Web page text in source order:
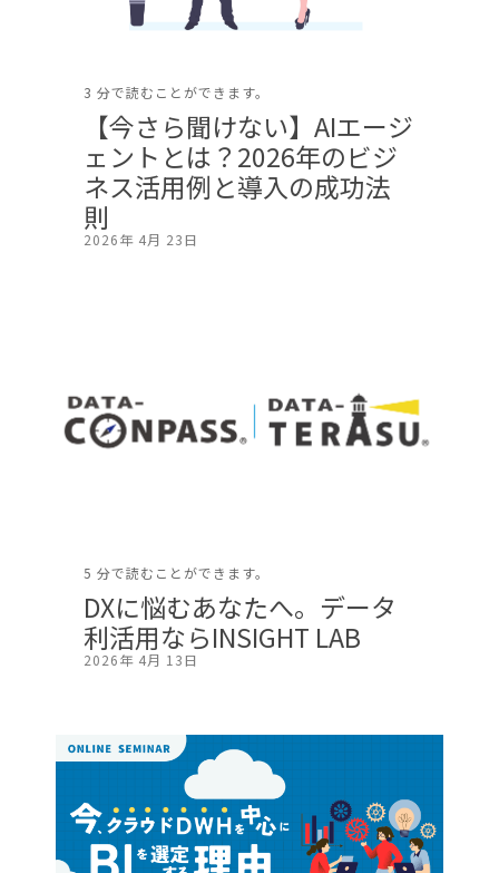
3 分で読むことができます。
【今さら聞けない】AIエージ
ェントとは？2026年のビジ
ネス活用例と導入の成功法
則
2026年 4月 23日
5 分で読むことができます。
DXに悩むあなたへ。データ
利活用ならINSIGHT LAB
2026年 4月 13日